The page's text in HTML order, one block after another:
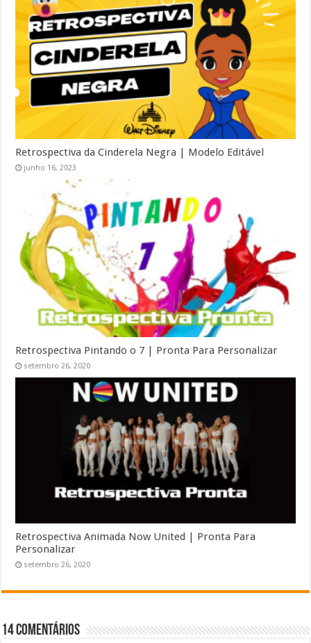
Retrospectiva da Cinderela Negra | Modelo Editável
junho 16, 2023
Retrospectiva Pintando o 7 | Pronta Para Personalizar
setembro 26, 2020
Retrospectiva Animada Now United | Pronta Para
Personalizar
setembro 26, 2020
14 Comentários